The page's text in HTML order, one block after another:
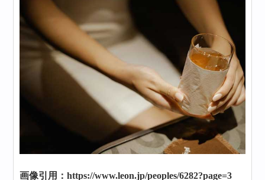
画像引用：https://www.leon.jp/peoples/6282?page=3